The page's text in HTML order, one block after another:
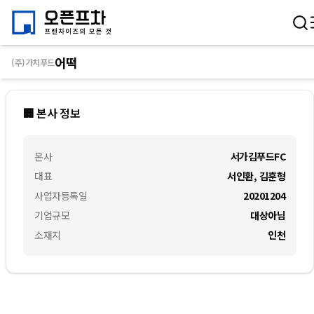
🏢 본사 정보
본사
대표
사업자등록일
기업규모
소재지
서가김푸드FC
서인환, 김훈형
20201204
대상아님
인천
(주)가치푸드어떡